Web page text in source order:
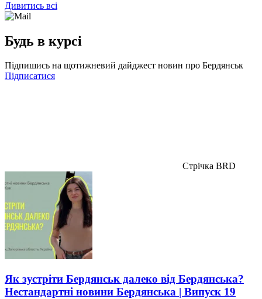
Дивитись всі
Будь в курсі
Підпишись на щотижневий дайджест новин про Бердянськ
Підписатися
Стрічка BRD
Як зустріти Бердянськ далеко від Бердянська?
Нестандартні новини Бердянська | Випуск 19